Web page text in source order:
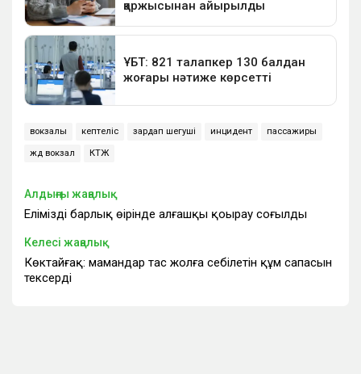
вокзалы кептеліс зардап шегуші инцидент пассажиры
жд вокзал КТЖ
Алдыңғы жаңалық
Еліміздің барлық өңірінде алғашқы қоңырау соғылды
Келесі жаңалық
Көктайғақ: мамандар тас жолға себілетін құм сапасын
тексерді